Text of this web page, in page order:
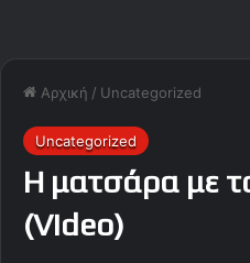
Αρχική / Uncategorized
Uncategorized
Η ματσάρα με
(Video)